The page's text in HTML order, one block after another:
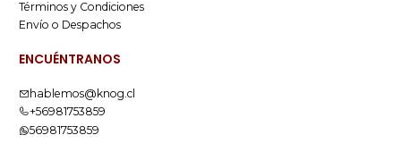
Términos y Condiciones
Envío o Despachos
ENCUÉNTRANOS
hablemos@knog.cl
+56981753859
56981753859